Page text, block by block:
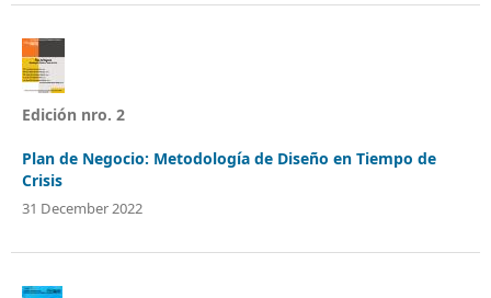
Edición nro. 2
Plan de Negocio: Metodología de Diseño en Tiempo de
Crisis
31 December 2022